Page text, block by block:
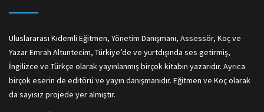
Uluslararası Kıdemli Eğitmen, Yönetim Danışmanı, Assessör, Koç ve
Yazar Emrah Altuntecim, Türkiye’de ve yurtdışında ses getirmiş,
İngilizce ve Türkçe olarak yayınlanmış birçok kitabın yazarıdır. Ayrıca
birçok eserin de editörü ve yayın danışmanıdır. Eğitmen ve Koç olarak
da sayısız projede yer almıştır.